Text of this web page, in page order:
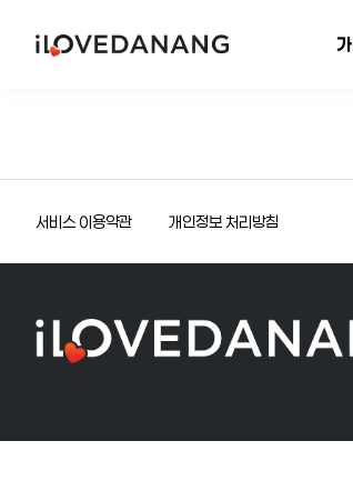
서비스 이용약관 개인정보 처리방침